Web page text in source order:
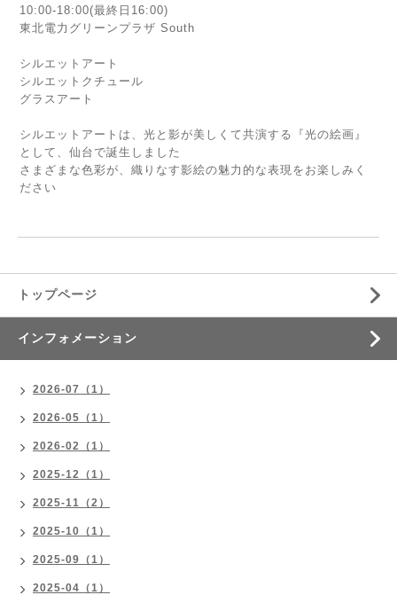
10:00-18:00(最終日16:00)
東北電力グリーンプラザ South
シルエットアート
シルエットクチュール
グラスアート
シルエットアートは、光と影が美しくて共演する『光の絵画』
として、仙台で誕生しました
さまざまな色彩が、織りなす影絵の魅力的な表現をお楽しみく
ださい
トップページ
インフォメーション
2026-07（1）
2026-05（1）
2026-02（1）
2025-12（1）
2025-11（2）
2025-10（1）
2025-09（1）
2025-04（1）